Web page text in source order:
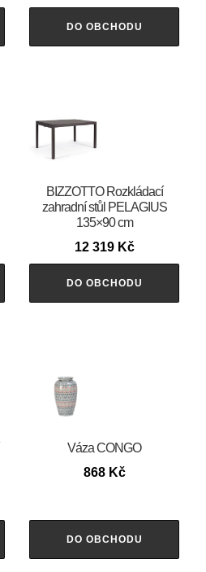
DO OBCHODU
BIZZOTTO Rozkládací
zahradní stůl PELAGIUS
135×90 cm
12 319 Kč
DO OBCHODU
Váza CONGO
868 Kč
DO OBCHODU